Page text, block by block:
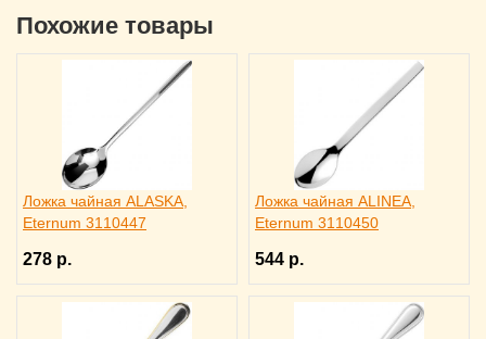
Похожие товары
Ложка чайная ALASKA,
Eternum 3110447
278 р.
Ложка чайная ALINEA,
Eternum 3110450
544 р.